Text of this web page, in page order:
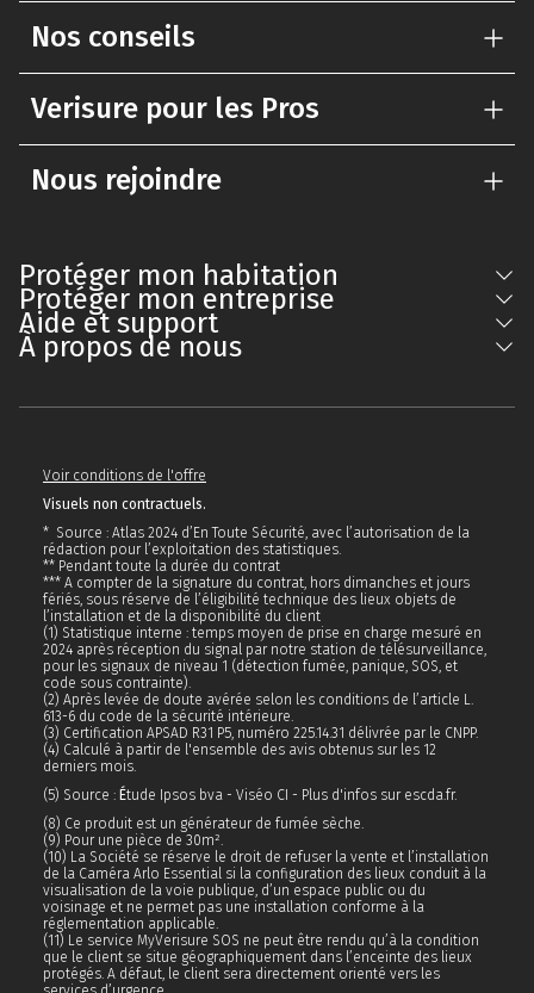
Nos conseils
Verisure pour les Pros
Nous rejoindre
Protéger mon habitation
Protéger mon entreprise
Aide et support
À propos de nous
Voir conditions de l'offre
Visuels non contractuels.
* Source : Atlas 2024 d’En Toute Sécurité, avec l’autorisation de la
rédaction pour l’exploitation des statistiques.
** Pendant toute la durée du contrat
*** A compter de la signature du contrat, hors dimanches et jours
fériés, sous réserve de l’éligibilité technique des lieux objets de
l’installation et de la disponibilité du client
(1) Statistique interne : temps moyen de prise en charge mesuré en
2024 après réception du signal par notre station de télésurveillance,
pour les signaux de niveau 1 (détection fumée, panique, SOS, et
code sous contrainte).
(2) Après levée de doute avérée selon les conditions de l’article L.
613-6 du code de la sécurité intérieure.
(3) Certification APSAD R31 P5, numéro 225.14.31 délivrée par le CNPP.
(4) Calculé à partir de l'ensemble des avis obtenus sur les 12
derniers mois.
(5) Source : Étude Ipsos bva - Viséo CI - Plus d'infos sur escda.fr.
(8) Ce produit est un générateur de fumée sèche.
(9) Pour une pièce de 30m².
(10) La Société se réserve le droit de refuser la vente et l’installation
de la Caméra Arlo Essential si la configuration des lieux conduit à la
visualisation de la voie publique, d’un espace public ou du
voisinage et ne permet pas une installation conforme à la
réglementation applicable.
(11) Le service MyVerisure SOS ne peut être rendu qu’à la condition
que le client se situe géographiquement dans l’enceinte des lieux
protégés. A défaut, le client sera directement orienté vers les